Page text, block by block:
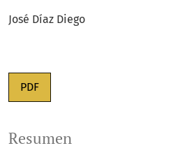
José Díaz Diego
PDF
Resumen